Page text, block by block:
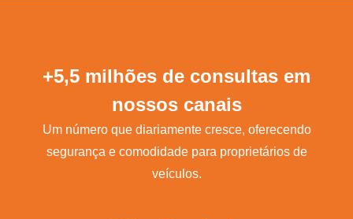
+5,5 milhões de consultas em
nossos canais
Um número que diariamente cresce, oferecendo
segurança e comodidade para proprietários de
veículos.